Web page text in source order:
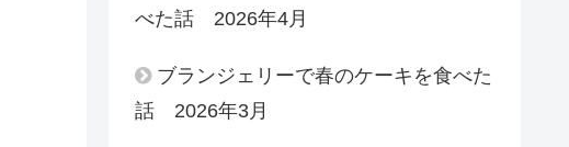
べた話 2026年4月
ブランジェリーで春のケーキを食べた
話 2026年3月